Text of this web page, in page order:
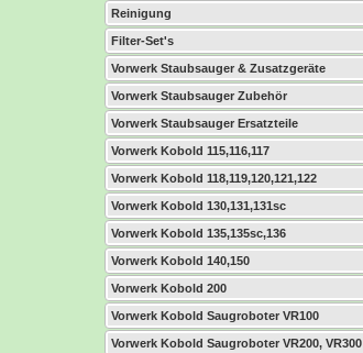
Reinigung
Filter-Set's
Vorwerk Staubsauger & Zusatzgeräte
Vorwerk Staubsauger Zubehör
Vorwerk Staubsauger Ersatzteile
Vorwerk Kobold 115,116,117
Vorwerk Kobold 118,119,120,121,122
Vorwerk Kobold 130,131,131sc
Vorwerk Kobold 135,135sc,136
Vorwerk Kobold 140,150
Vorwerk Kobold 200
Vorwerk Kobold Saugroboter VR100
Vorwerk Kobold Saugroboter VR200, VR300